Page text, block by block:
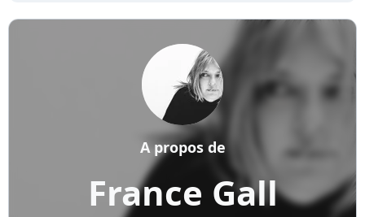
France Gall
A propos de